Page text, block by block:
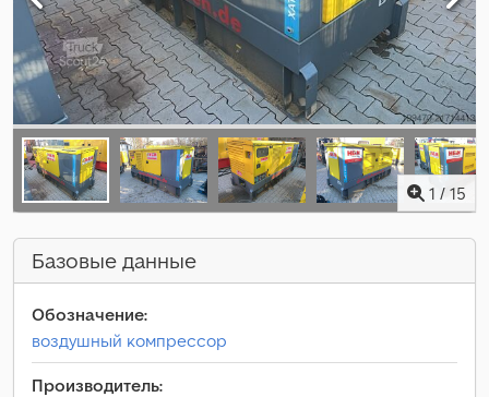
1 / 15
Базовые данные
Обозначение:
воздушный компрессор
Производитель: